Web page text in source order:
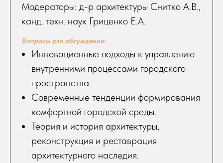
Модераторы: д-р архитектуры Снитко А.В.,
канд. техн. наук Гриценко Е.А.
Вопросы для обсуждения:
Инновационные подходы к управлению
внутренними процессами городского
пространства.
Современные тенденции формирования
комфортной городской среды.
Теория и история архитектуры,
реконструкция и реставрация
архитектурного наследия.